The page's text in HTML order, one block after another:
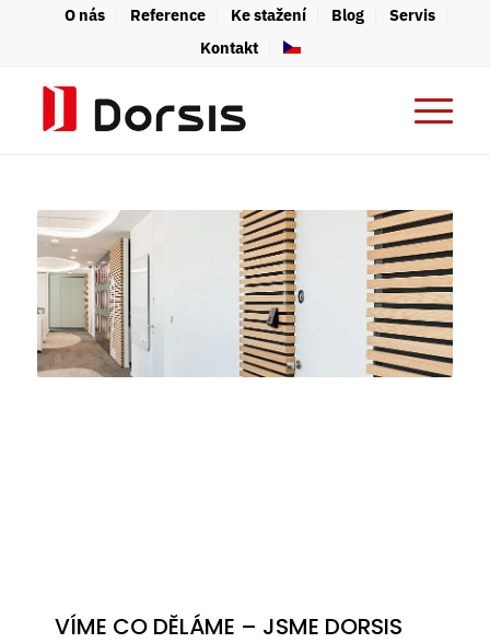
O nás Reference Ke stažení Blog
Servis
Kontakt
VÍME CO DĚLÁME – JSME DORSIS